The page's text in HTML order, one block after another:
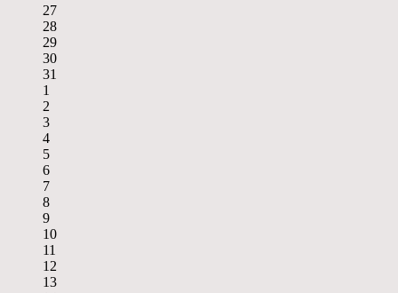
27
28
29
30
31
1
2
3
4
5
6
7
8
9
10
11
12
13